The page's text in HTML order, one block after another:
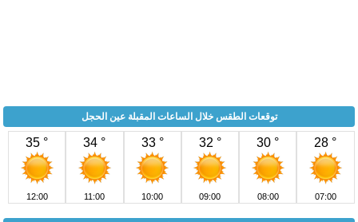
توقعات الطقس خلال الساعات المقبلة عين الحجل
28 °
07:00
30 °
08:00
32 °
09:00
33 °
10:00
34 °
11:00
35 °
12:00